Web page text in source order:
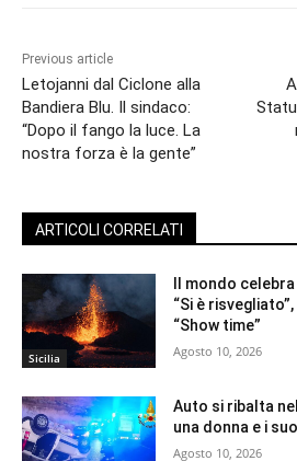
Previous article
Letojanni dal Ciclone alla
Bandiera Blu. Il sindaco:
“Dopo il fango la luce. La
nostra forza è la gente”
ARTICOLI CORRELATI
Sicilia
Il mondo
“Si è
“Show time”
Agosto 10, 2026
Auto si ribalta
una donna e i
Agosto 10, 2026